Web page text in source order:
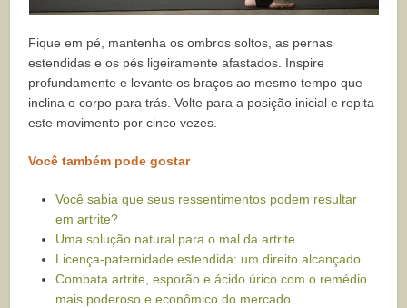
Fique em pé, mantenha os ombros soltos, as pernas
estendidas e os pés ligeiramente afastados. Inspire
profundamente e levante os braços ao mesmo tempo que
inclina o corpo para trás. Volte para a posição inicial e repita
este movimento por cinco vezes.
Você também pode gostar
Você sabia que seus ressentimentos podem resultar
em artrite?
Uma solução natural para o mal da artrite
Licença-paternidade estendida: um direito alcançado
Combata artrite, esporão e ácido úrico com o remédio
mais poderoso e econômico do mercado